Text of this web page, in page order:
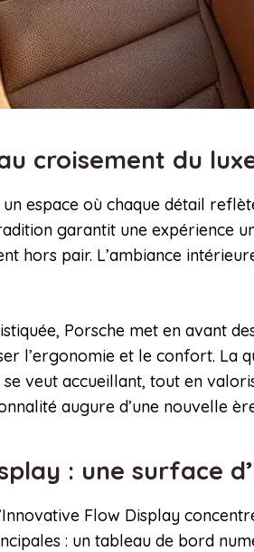
croisement du
espace où chaque détail
garantit une expérience
hors pair. L’ambiance
Porsche met en avant
l’ergonomie et le confort.
se veut accueillant, tout en
augure d’une nouvelle
: une surface
Flow Display
: un tableau de bord